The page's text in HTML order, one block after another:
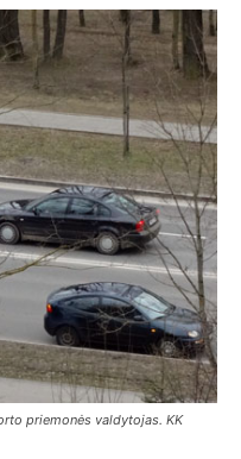
priemonės valdytojas. KK